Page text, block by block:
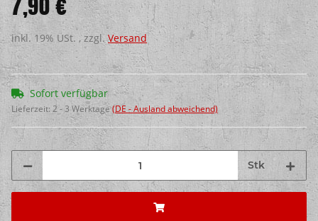
inkl. 19% USt. , zzgl.Versand
Sofort verfügbar
Lieferzeit: 2 - 3 Werktage(DE - Ausland abweichend)
Stk